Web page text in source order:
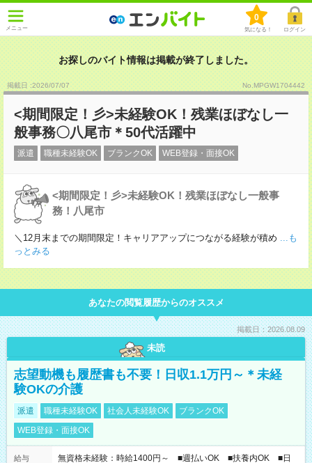
メニュー
0
気になる！ ログイン
お探しのバイト情報は掲載が終了しました。
掲載日 :2026/07/07 No.MPGW1704442
<期間限定！彡>未経験OK！残業ほぼなし一
般事務〇八尾市＊50代活躍中
派遣 職種未経験OK ブランクOK WEB登録・面接OK
<期間限定！彡>未経験OK！残業ほぼなし一般事
務！八尾市
＼12月末までの期間限定！キャリアアップにつながる経験が積め ...も
っとみる
あなたの閲覧履歴からのオススメ
掲載日：2026.08.09
未読
志望動機も履歴書も不要！日収1.1万円～＊未経
験OKの介護
派遣 職種未経験OK 社会人未経験OK
ブランクOK
WEB登録・面接OK
給与
無資格未経験：時給1400円～ ■週払いOK ■扶養内OK ■日